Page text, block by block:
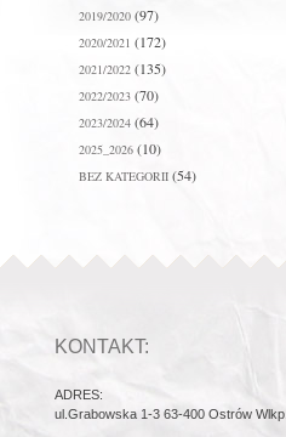
2019/2020(97)
2020/2021 (172)
2021/2022(135)
2022/2023(70)
2023/2024(64)
2025_2026(10)
BEZ KATEGORII(54)
KONTAKT:
ADRES:
ul.Grabowska 1-3 63-400 Ostrów Wlkp.